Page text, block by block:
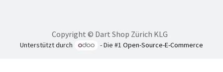
Copyright © Dart Shop Zürich KLG
Unterstützt durch - Die #1 Open-Source-E-Commerce